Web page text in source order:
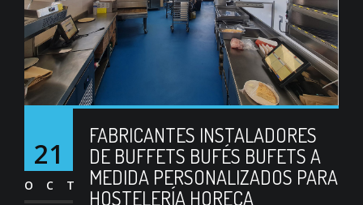
21
OCT
FABRICANTES INSTALADORES
DE BUFFETS BUFÉS BUFETS A
MEDIDA PERSONALIZADOS PARA
HOSTELERÍA HORECA